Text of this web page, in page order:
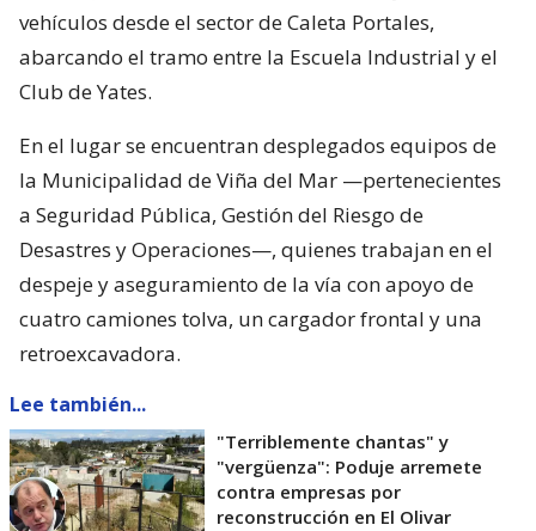
vehículos desde el sector de Caleta Portales,
abarcando el tramo entre la Escuela Industrial y el
Club de Yates.
En el lugar se encuentran desplegados equipos de
la Municipalidad de Viña del Mar —pertenecientes
a Seguridad Pública, Gestión del Riesgo de
Desastres y Operaciones—, quienes trabajan en el
despeje y aseguramiento de la vía con apoyo de
cuatro camiones tolva, un cargador frontal y una
retroexcavadora.
Lee también...
"Terriblemente chantas" y
"vergüenza": Poduje arremete
contra empresas por
reconstrucción en El Olivar